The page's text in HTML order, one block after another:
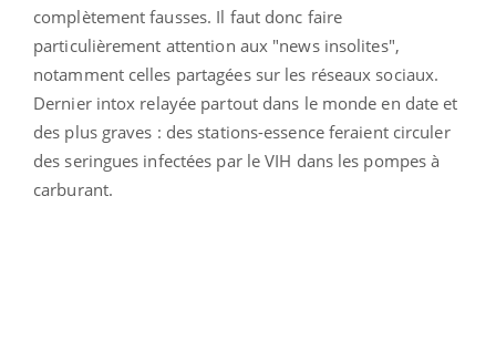
complètement fausses. Il faut donc faire
particulièrement attention aux "news insolites",
notamment celles partagées sur les réseaux sociaux.
Dernier intox relayée partout dans le monde en date et
des plus graves : des stations-essence feraient circuler
des seringues infectées par le VIH dans les pompes à
carburant.